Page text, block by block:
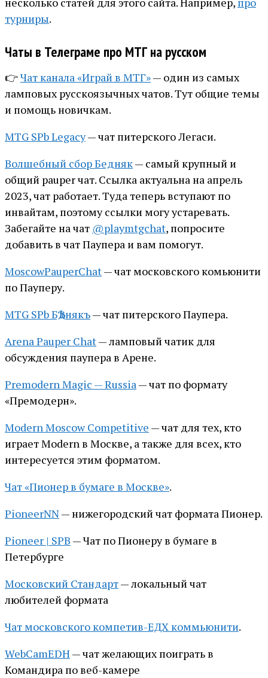
турниры.
Чаты в Телеграме про МТГ на русском
👉Чат канала «Играй в МТГ»— один из самых
ламповых русскоязычных чатов. Тут общие темы
и помощь новичкам.
MTG SPb Legacy— чат питерского Легаси.
Волшебный сбор Бедняк— самый крупный и
общий pauper чат. Ссылка актуальна на апрель
2023, чат работает. Туда теперь вступают по
инвайтам, поэтому ссылки могу устаревать.
Забегайте на чат @playmtgchat, попросите
добавить в чат Паупера и вам помогут.
MoscowPauperChat— чат московского комьюнити
по Пауперу.
MTG SPb БѢднякъ— чат питерского Паупера.
Arena Pauper Chat— ламповый чатик для
обсуждения паупера в Арене.
Premodern Magic — Russia— чат по формату
«Премодерн».
Modern Moscow Competitive — чат для тех, кто
играет Modern в Москве, а также для всех, кто
интересуется этим форматом.
Чат «Пионер в бумаге в Москве».
PioneerNN— нижегородский чат формата Пионер.
Pioneer | SPB — Чат по Пионеру в бумаге в
Петербурге
Московский Стандарт— локальный чат
любителей формата
Чат московского компетив-ЕДХ коммьюнити.
WebCamEDH— чат желающих поиграть в
Командира по веб-камере